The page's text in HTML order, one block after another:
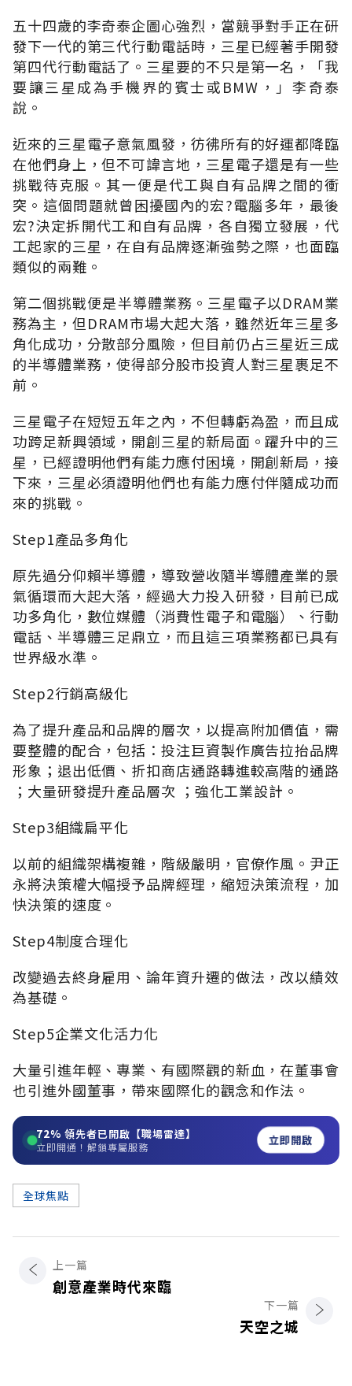
五十四歲的李奇泰企圖心強烈，當競爭對手正在研
發下一代的第三代行動電話時，三星已經著手開發
第四代行動電話了。三星要的不只是第一名，「我
要讓三星成為手機界的賓士或BMW，」李奇泰
說。
近來的三星電子意氣風發，彷彿所有的好運都降臨
在他們身上，但不可諱言地，三星電子還是有一些
挑戰待克服。其一便是代工與自有品牌之間的衝
突。這個問題就曾困擾國內的宏?電腦多年，最後
宏?決定拆開代工和自有品牌，各自獨立發展，代
工起家的三星，在自有品牌逐漸強勢之際，也面臨
類似的兩難。
第二個挑戰便是半導體業務。三星電子以DRAM業
務為主，但DRAM市場大起大落，雖然近年三星多
角化成功，分散部分風險，但目前仍占三星近三成
的半導體業務，使得部分股市投資人對三星裹足不
前。
三星電子在短短五年之內，不但轉虧為盈，而且成
功跨足新興領域，開創三星的新局面。躍升中的三
星，已經證明他們有能力應付困境，開創新局，接
下來，三星必須證明他們也有能力應付伴隨成功而
來的挑戰。
Step1產品多角化
原先過分仰賴半導體，導致營收隨半導體產業的景
氣循環而大起大落，經過大力投入研發，目前已成
功多角化，數位媒體（消費性電子和電腦）、行動
電話、半導體三足鼎立，而且這三項業務都已具有
世界級水準。
Step2行銷高級化
為了提升產品和品牌的層次，以提高附加價值，需
要整體的配合，包括：投注巨資製作廣告拉抬品牌
形象；退出低價、折扣商店通路轉進較高階的通路
；大量研發提升產品層次 ；強化工業設計。
Step3組織扁平化
以前的組織架構複雜，階級嚴明，官僚作風。尹正
永將決策權大幅授予品牌經理，縮短決策流程，加
快決策的速度。
Step4制度合理化
改變過去終身雇用、論年資升遷的做法，改以績效
為基礎。
Step5企業文化活力化
大量引進年輕、專業、有國際觀的新血，在董事會
也引進外國董事，帶來國際化的觀念和作法。
72% 領先者已開啟【職場雷達】
立即開通！解鎖專屬服務 立即開啟
全球焦點
上一篇
創意產業時代來臨
下一篇
天空之城